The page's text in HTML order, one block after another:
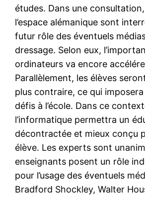
études. Dans une
l’espace alémanique sont
futur rôle des éventuels
dressage. Selon eux,
ordinateurs va encore
Parallèlement, les élèves
plus contraire, ce qui
défis à l’école. Dans ce
l’informatique permettra un
décontractée et mieux conçu
élève. Les experts sont
enseignants posent un rôle
pour l’usage des éventuels
Bradford Shockley, Walter